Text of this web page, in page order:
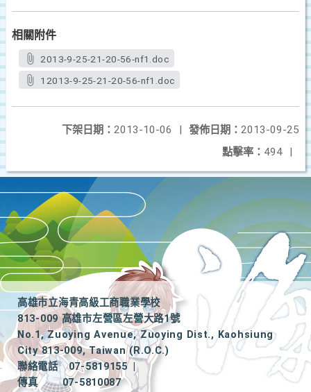
相關附件
2013-9-25-21-20-56-nf1.doc
12013-9-25-21-20-56-nf1.doc
發佈日期： 2013-09-25
下架日期： 2013-10-06
|
點擊率： 494 |
高雄市立海青高級工商職業學校
813-009 高雄市左營區左營大路1號
No.1, Zuoying Avenue, Zuoying Dist., Kaohsiung
City 813-009, Taiwan (R.O.C.)
聯絡電話
07-5819155
|
傳真
07-5810087